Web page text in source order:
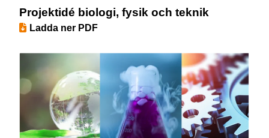
Projektidé biologi, fysik och teknik
Ladda ner PDF